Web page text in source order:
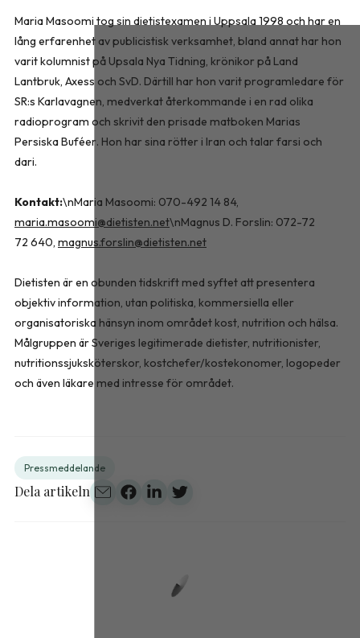
Maria Masoomi tog sin dietistexamen i Uppsala 1998 och har en
lång erfarenhet av publicistisk verksamhet, bland annat har hon
varit kolumnist på Upsala Nya Tidning, krönikor på Land
Lantbruk, Axess och SvD. Därtill har hon varit programledare för
SR:s Karlavagnen, medverkat återkommande i en rad olika
radioprogram och skrivit den prisade matboken Marias
Persiska Buféer. Hon har sina rötter i Iran och talar farsi och
dari.
Kontakt:\nMaria Masoomi: 070-492 14 84,
maria.masoomi@dietisten.net\nMagnus D. Forslin: 072-72
72 640, magnus.forslin@dietisten.net
Dietisten är en obunden tidskrift med syftet att presentera
objektiv information, utan politiska, kommersiella eller
organisatoriska hänsyn inom området kost, nutrition och hälsa.
Målgruppen är Sveriges legitimerade dietister, nutritionister,
nutritionssjuksköterskor, kostchefer/kostekonomer, logopeder
och även läkare med intresse för området.
Pressmeddelande
Dela artikeln